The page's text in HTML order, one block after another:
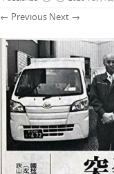
← Previous Next →